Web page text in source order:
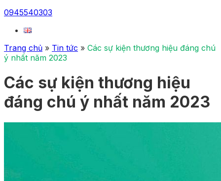
0945540303
Trang chủ » Tin tức » Các sự kiện thương hiệu đáng chú
ý nhất năm 2023
Các sự kiện thương hiệu
đáng chú ý nhất năm 2023